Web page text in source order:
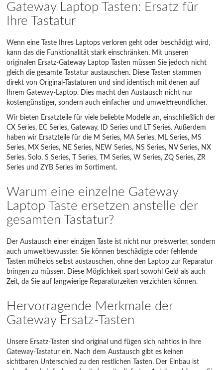
S Series
Solo
T Series
TM Series
W Series
ZQ Series
ZR Series
Gateway Laptop Tasten: Ersatz für
Ihre Tastatur
Wenn eine Taste Ihres Laptops verloren geht oder beschädigt wird,
kann das die Funktionalität stark einschränken. Mit unseren
originalen Ersatz-Gateway Laptop Tasten müssen Sie jedoch nicht
gleich die gesamte Tastatur austauschen. Diese Tasten stammen
direkt von Original-Tastaturen und sind identisch mit denen auf
Ihrem Gateway-Laptop. Dies macht den Austausch nicht nur
kostengünstiger, sondern auch einfacher und umweltfreundlicher.
Wir bieten Ersatzteile für viele beliebte Modelle an, einschließlich der
CX Series, EC Series, Gateway, ID Series und LT Series. Außerdem
haben wir Ersatzteile für die M Series, MA Series, ML Series, MS
Series, MX Series, NE Series, NEW Series, NS Series, NV Series, NX
Series, Solo, S Series, T Series, TM Series, W Series, ZQ Series, ZR
Series und ZYB Series im Sortiment.
Warum eine einzelne Gateway
Laptop Taste ersetzen anstelle der
gesamten Tastatur?
Der Austausch einer einzigen Taste ist nicht nur preiswerter, sondern
auch umweltbewusster. Sie können beschädigte oder fehlende
Tasten mühelos selbst austauschen, ohne den Laptop zur Reparatur
bringen zu müssen. Diese Möglichkeit spart sowohl Geld als auch
Zeit, da Sie auf langwierige Reparaturzeiten verzichten können.
Hervorragende Merkmale der
Gateway Ersatz-Tasten
Unsere Ersatz-Tasten sind original und fügen sich nahtlos in Ihre
Gateway-Tastatur ein. Nach dem Austausch gibt es keinen
sichtbaren Unterschied zu den restlichen Tasten. Der Einbau ist